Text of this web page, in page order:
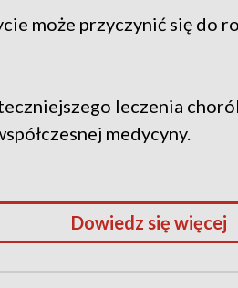
może przyczynić się do
leczenia
medycyny.
Dowiedz się więcej